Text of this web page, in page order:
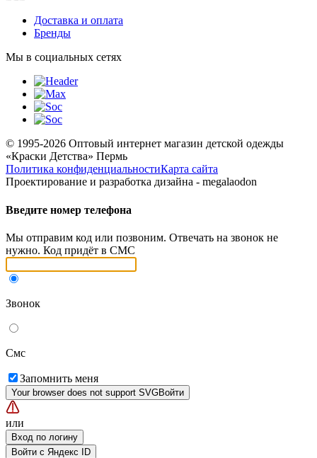
Доставка и оплата
Бренды
Мы в социальных сетях
© 1995-2026 Оптовый интернет магазин детской одежды
«Краски Детства» Пермь
Политика конфиденциальностиКарта сайта
Проектирование и разработка дизайна - megalaodon
Введите номер телефона
Мы отправим код или позвоним. Отвечать на звонок не
нужно. Код придёт в СМС
Звонок
Смс
Запомнить меня
Your browser does not support SVGВойти
или
Вход по логину
Войти с Яндекс ID